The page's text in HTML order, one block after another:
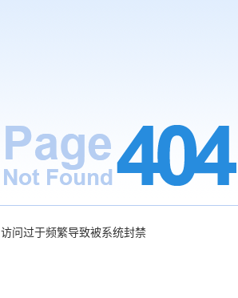
访问过于频繁导致被系统封禁